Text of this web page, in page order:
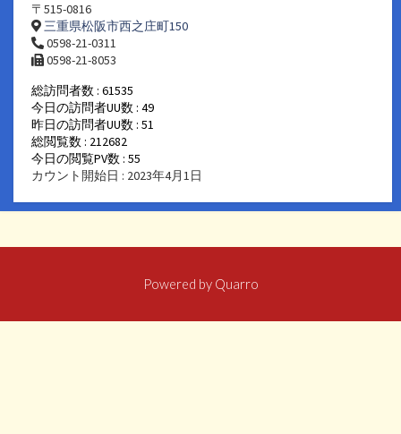
〒515-0816
三重県松阪市西之庄町150
0598-21-0311
0598-21-8053
総訪問者数 : 61535
今日の訪問者UU数 : 49
昨日の訪問者UU数 : 51
総閲覧数 : 212682
今日の閲覧PV数 : 55
カウント開始日 : 2023年4月1日
Powered by Quarro